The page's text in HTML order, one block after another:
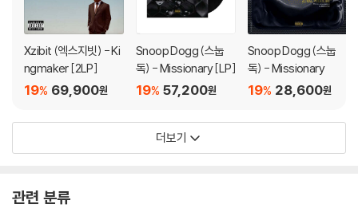
Xzibit (엑스지빗) - Ki
ngmaker [2LP]
69,900원
19%
Snoop Dogg (스눕
독) - Missionary [LP]
57,200원
19%
Snoop Dogg (스눕
독) - Missionary
28,600원
19%
더보기
관련 분류